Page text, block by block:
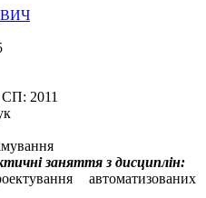
СП: 2011
заняття з дисциплін:
автоматизованих